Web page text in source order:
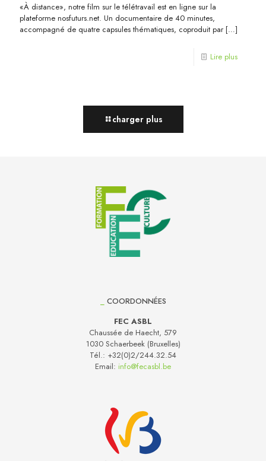
«À distance», notre film sur le télétravail est en ligne sur la
plateforme nosfuturs.net. Un documentaire de 40 minutes,
accompagné de quatre capsules thématiques, coproduit par […]
Lire plus
charger plus
COORDONNÉES
FEC ASBL
Chaussée de Haecht, 579
1030 Schaerbeek (Bruxelles)
Tél.: +32(0)2/244.32.54
Email: info@fecasbl.be